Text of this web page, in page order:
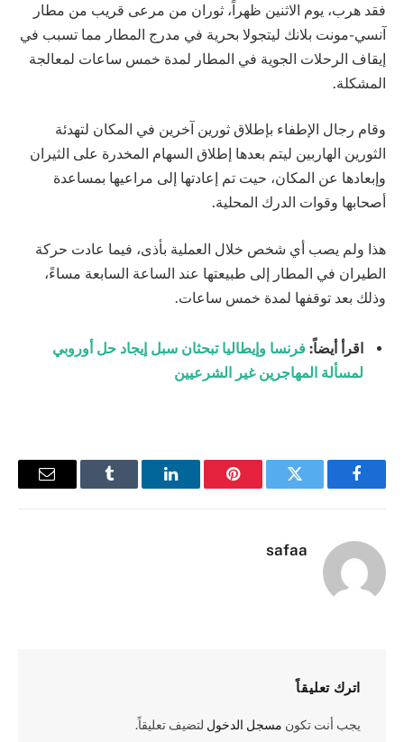
فقد هرب، يوم الاثنين ظهراً، ثوران من مرعى قريب من مطار
آنسي-مونت بلانك ليتجولا بحرية في مدرج المطار مما تسبب في
إيقاف الرحلات الجوية في المطار لمدة خمس ساعات لمعالجة
المشكلة.
وقام رجال الإطفاء بإطلاق ثورين آخرين في المكان لتهدئة
الثورين الهاربين ليتم بعدها إطلاق السهام المخدرة على الثيران
وإبعادها عن المكان، حيت تم إعادتها إلى مراعيها بمساعدة
أصحابها وقوات الدرك المحلية.
هذا ولم يصب أي شخص خلال العملية بأذى، فيما عادت حركة
الطيران في المطار إلى طبيعتها عند الساعة السابعة مساءً،
وذلك بعد توقفها لمدة خمس ساعات.
اقرأ أيضاً: فرنسا وإيطاليا تبحثان سبل إيجاد حل أوروبي
لمسألة المهاجرين غير الشرعيين
فيسبوك تويتر بينتيريستلينكدإن Tumblr
البريد
safaa
اترك تعليقاً
يجب أنت تكون مسجل الدخول لتضيف تعليقاً.